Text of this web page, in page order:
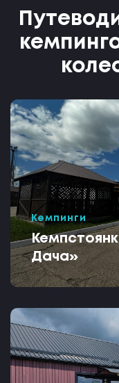
Кемпинги
Дача»